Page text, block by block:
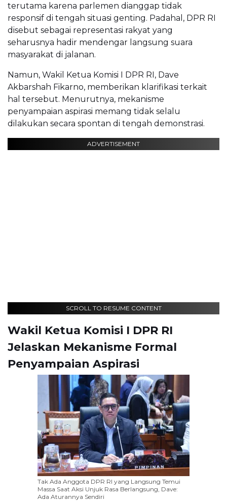
terutama karena parlemen dianggap tidak
responsif di tengah situasi genting. Padahal, DPR RI
disebut sebagai representasi rakyat yang
seharusnya hadir mendengar langsung suara
masyarakat di jalanan.
Namun, Wakil Ketua Komisi I DPR RI, Dave
Akbarshah Fikarno, memberikan klarifikasi terkait
hal tersebut. Menurutnya, mekanisme
penyampaian aspirasi memang tidak selalu
dilakukan secara spontan di tengah demonstrasi.
ADVERTISEMENT
SCROLL TO RESUME CONTENT
Wakil Ketua Komisi I DPR RI
Jelaskan Mekanisme Formal
Penyampaian Aspirasi
Tak Ada Anggota DPR RI yang Langsung Temui
Massa Saat Aksi Unjuk Rasa Berlangsung, Dave:
Ada Aturannya Sendiri